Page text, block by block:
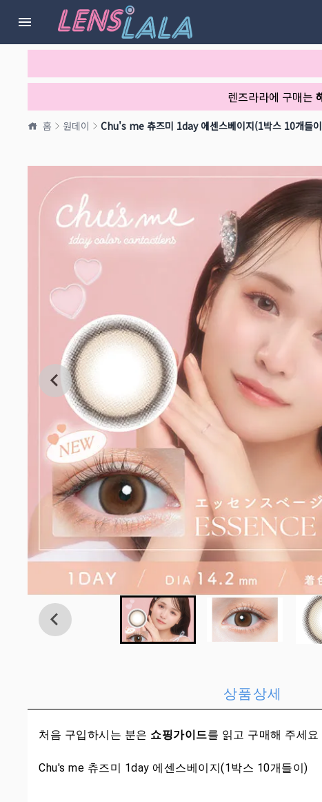
렌즈라라에 구매는
홈 원데이 Chu's me 츄즈미 1day 에센스베이지(1박스 10개들
상품상세
처음 구입하시는 분은 쇼핑가이드를 읽고 구매해 주세요
Chu's me 츄즈미 1day 에센스베이지(1박스 10개들이)